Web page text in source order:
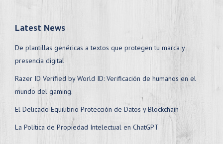
Latest News
De plantillas genéricas a textos que protegen tu marca y
presencia digital
Razer ID Verified by World ID: Verificación de humanos en el
mundo del gaming.
El Delicado Equilibrio Protección de Datos y Blockchain
La Política de Propiedad Intelectual en ChatGPT